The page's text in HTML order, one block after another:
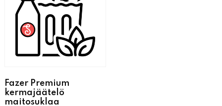
Fazer Premium
kermajäätelö
maitosuklaa